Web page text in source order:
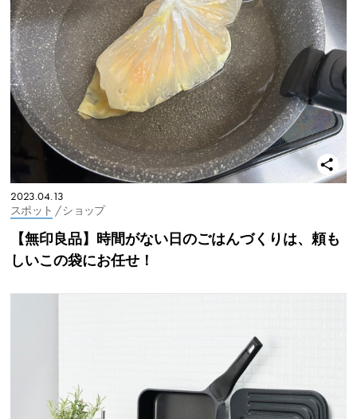
2023.04.13
スポット / ショップ
【無印良品】時間がない日のごはんづくりは、頼も
しいこの袋にお任せ！